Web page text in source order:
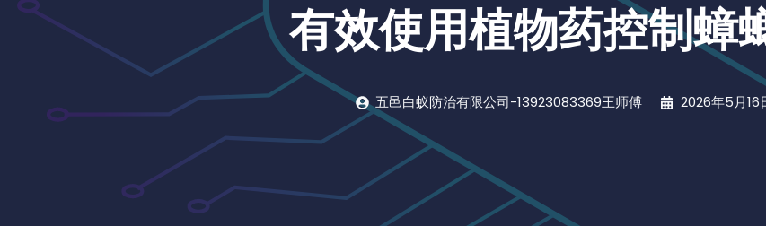
有效使用植物药控制蟑
五邑白蚁防治有限公司-13923083369王师傅 2026年5月16